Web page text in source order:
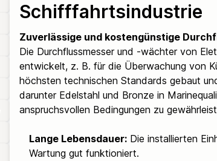
Schifffahrtsindustrie
Zuverlässige und kostengünstige
Die Durchflussmesser und -wächter von
entwickelt, z. B. für die Überwachung von
höchsten technischen Standards gebaut
darunter Edelstahl und Bronze in
anspruchsvollen Bedingungen zu
Lange Lebensdauer: Die installierten
Wartung gut funktioniert.